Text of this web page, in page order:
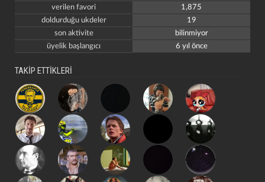
verilen favori
1,875
doldurduğu ukdeler
19
son aktivite
bilinmiyor
üyelik başlangıcı
6 yıl önce
TAKİP ETTİKLERİ